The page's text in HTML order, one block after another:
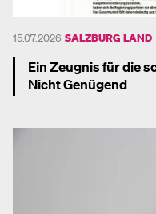
15.07.2026 SALZBURG LAND
Ein Zeugnis für die
Nicht Genügend